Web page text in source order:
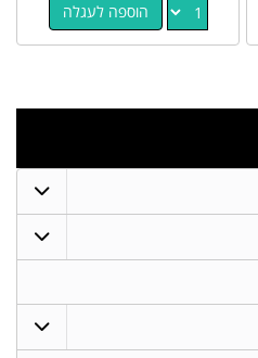
הוספה לעגלה